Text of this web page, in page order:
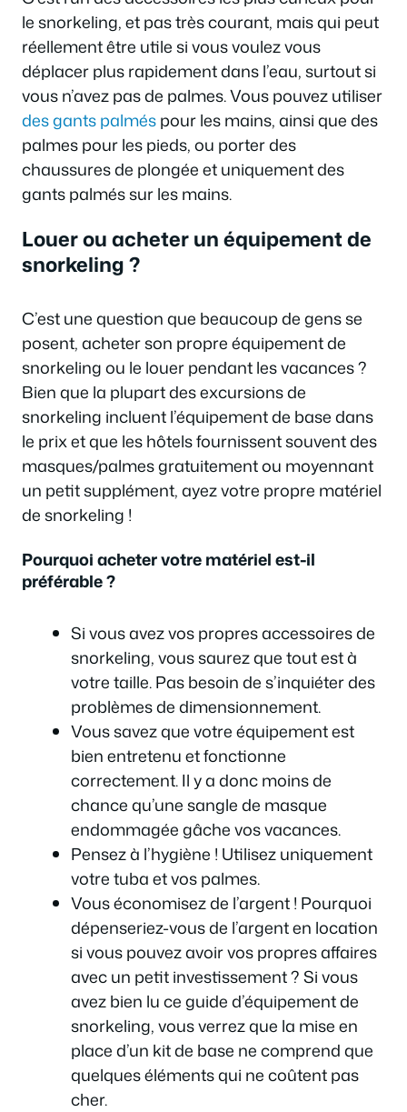
le snorkeling, et pas très courant, mais qui peut
réellement être utile si vous voulez vous
déplacer plus rapidement dans l’eau, surtout si
vous n’avez pas de palmes. Vous pouvez utiliser
des gants palméspour les mains, ainsi que des
palmes pour les pieds, ou porter des
chaussures de plongée et uniquement des
gants palmés sur les mains.
Louer ou acheter un équipement de
snorkeling ?
C’est une question que beaucoup de gens se
posent, acheter son propre équipement de
snorkeling ou le louer pendant les vacances ?
Bien que la plupart des excursions de
snorkeling incluent l’équipement de base dans
le prix et que les hôtels fournissent souvent des
masques/palmes gratuitement ou moyennant
un petit supplément, ayez votre propre matériel
de snorkeling !
Pourquoi acheter votre matériel est-il
préférable ?
Si vous avez vos propres accessoires de
snorkeling, vous saurez que tout est à
votre taille. Pas besoin de s’inquiéter des
problèmes de dimensionnement.
Vous savez que votre équipement est
bien entretenu et fonctionne
correctement. Il y a donc moins de
chance qu’une sangle de masque
endommagée gâche vos vacances.
Pensez à l’hygiène ! Utilisez uniquement
votre tuba et vos palmes.
Vous économisez de l’argent ! Pourquoi
dépenseriez-vous de l’argent en location
si vous pouvez avoir vos propres affaires
avec un petit investissement ? Si vous
avez bien lu ce guide d’équipement de
snorkeling, vous verrez que la mise en
place d’un kit de base ne comprend que
quelques éléments qui ne coûtent pas
cher.